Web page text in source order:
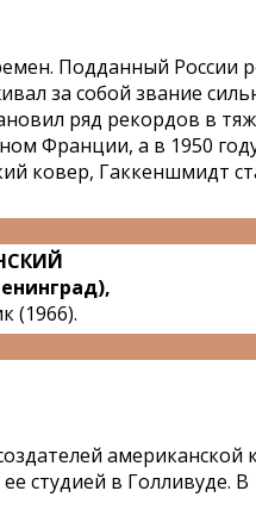
Подданный России
за собой звание
ряд рекордов в
Франции, а в 1950
ковер, Гаккеншмидт
(1966).
американской
студией в Голливуде. В